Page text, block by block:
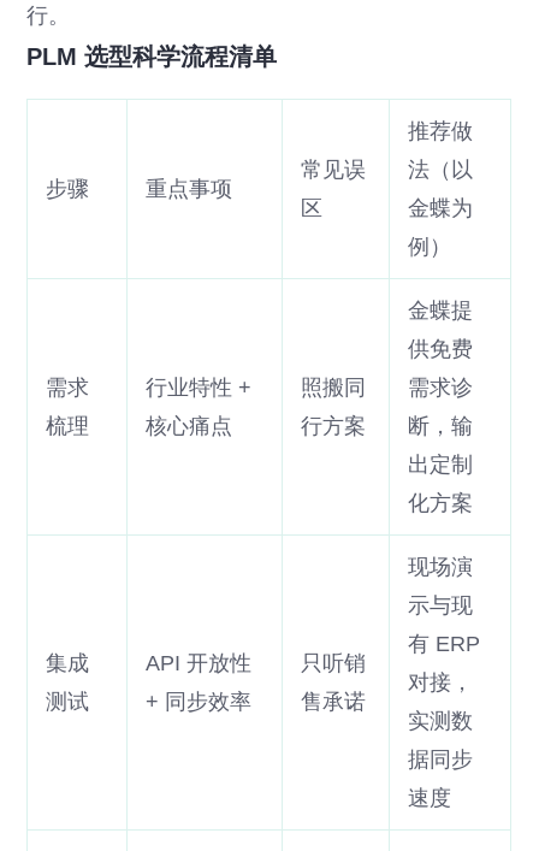
行。
PLM 选型科学流程清单
步骤 重点事项
常见误
区
推荐做
法（以
金蝶为
例）
需求
梳理
行业特性 +
核心痛点
照搬同
行方案
金蝶提
供免费
需求诊
断，输
出定制
化方案
集成
测试
API 开放性
+ 同步效率
只听销
售承诺
现场演
示与现
有 ERP
对接，
实测数
据同步
速度